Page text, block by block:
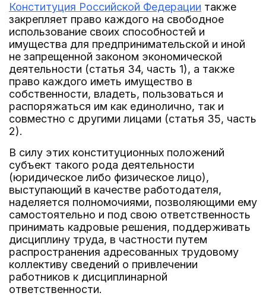
Конституция Российской Федерации также
закрепляет право каждого на свободное
использование своих способностей и
имущества для предпринимательской и иной
не запрещенной законом экономической
деятельности (статья 34, часть 1), а также
право каждого иметь имущество в
собственности, владеть, пользоваться и
распоряжаться им как единолично, так и
совместно с другими лицами (статья 35, часть
2).
В силу этих конституционных положений
субъект такого рода деятельности
(юридическое либо физическое лицо),
выступающий в качестве работодателя,
наделяется полномочиями, позволяющими ему
самостоятельно и под свою ответственность
принимать кадровые решения, поддерживать
дисциплину труда, в частности путем
распространения адресованных трудовому
коллективу сведений о привлечении
работников к дисциплинарной
ответственности.